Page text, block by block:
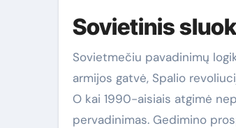
Sovietinis
Sovietmečiu pavadinimų
armijos gatvė, Spalio
O kai 1990-aisiais atgimė
pervadinimas. Gedimino